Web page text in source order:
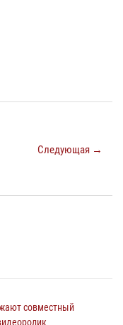
Следующая →
совместный